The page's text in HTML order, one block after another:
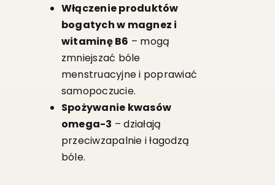
Włączenie produktów
bogatych w magnez i
witaminę B6 – mogą
zmniejszać bóle
menstruacyjne i poprawiać
samopoczucie.
Spożywanie kwasów
omega-3 – działają
przeciwzapalnie i łagodzą
bóle.